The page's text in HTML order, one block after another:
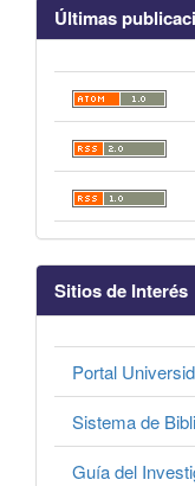
Últimas
Sitios de Interés
Portal
Sistema de
Guía del